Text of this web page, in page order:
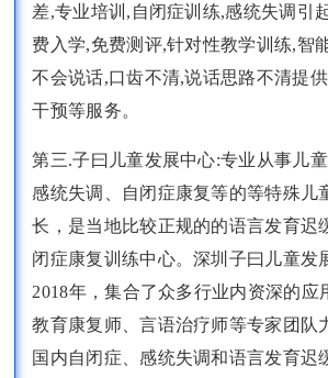
差,专业培训,自闭症训练,感统失调引
费入学,免费测评,针对性教学训练,智
不会说话,口齿不清,说话思路不清提
干预等服务。
第三.子曰儿童发展中心:专业从事儿童
感统失调、自闭症康复等的等特殊儿
长，是当地比较正规的的语言发育迟
闭症康复训练中心。深圳子曰儿童发
2018年，集合了众多行业内资深的应
教育康复师、言语治疗师等专家团队
国内自闭症、感统失调和语言发育迟